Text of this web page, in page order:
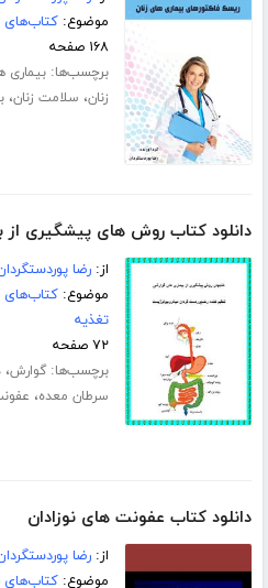
موضوع:کتاب‌های
۱۶۸ صفحه
برچسب‌ها:بیماری
زنان، سلامت زنان،
دانلود کتاب روش های پیشگیری از
از:رضا
موضوع:کتاب‌های
تغذیه
۷۲ صفحه
برچسب‌ها:گوارش،
سرطان معده،
دانلود کتاب عفونت های نوزادان
از:رضا
موضوع:کتاب‌های